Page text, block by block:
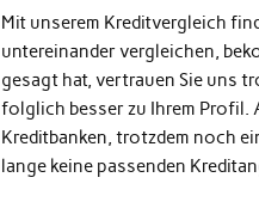
Mit unserem Kreditvergleich
untereinander vergleichen,
gesagt hat, vertrauen Sie uns
folglich besser zu Ihrem Profil.
Kreditbanken, trotzdem noch
lange keine passenden